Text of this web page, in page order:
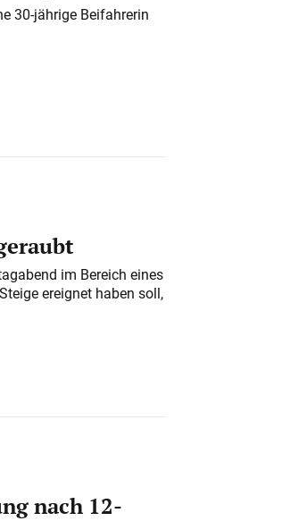
30-jährige Beifahrerin
im Bereich eines
ereignet haben soll,
nach 12-